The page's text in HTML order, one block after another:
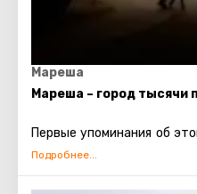
Мареша
Мареша – город тысячи
Первые упоминания об
Танахе, а если точнее,